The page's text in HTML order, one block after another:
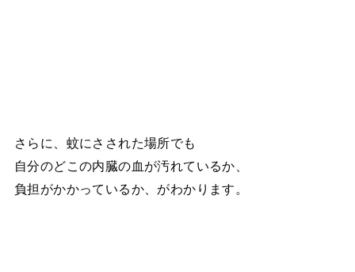
さらに、蚊にさされた場所でも
自分のどこの内臓の血が汚れているか、
負担がかかっているか、がわかります。